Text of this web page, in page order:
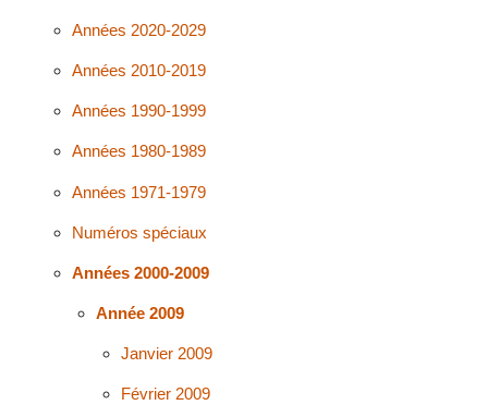
Années 2020-2029
Années 2010-2019
Années 1990-1999
Années 1980-1989
Années 1971-1979
Numéros spéciaux
Années 2000-2009
Année 2009
Janvier 2009
Février 2009